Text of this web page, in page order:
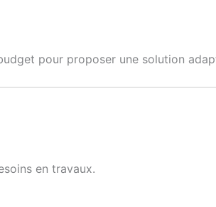
pour proposer une solution
en travaux.